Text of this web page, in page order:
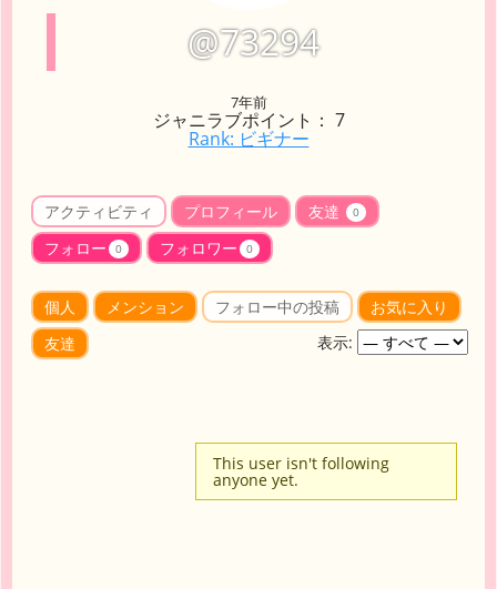
@73294
7年前
ジャニラブポイント： 7
Rank: ビギナー
アクティビティ プロフィール 友達 0
フォロー 0 フォロワー 0
個人 メンション フォロー中の投稿
お気に入り
友達
表示:
This user isn't following
anyone yet.